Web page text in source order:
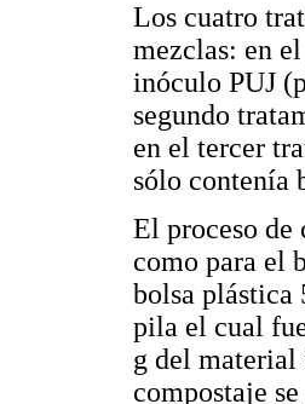
Los cuatro
mezclas: en
inóculo PUJ
segundo
en el tercer
sólo contenía
El proceso de
como para el
bolsa plástica
pila el cual
g del
compostaje